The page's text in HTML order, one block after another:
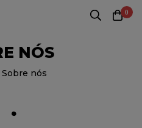
0
NÓS
Sobre nós